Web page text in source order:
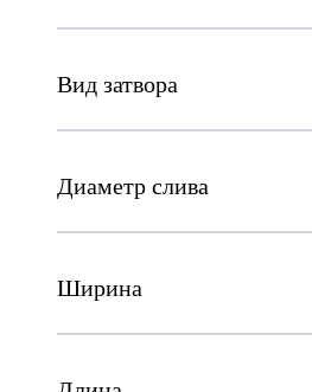
Вид затвора
Диаметр слива
Ширина